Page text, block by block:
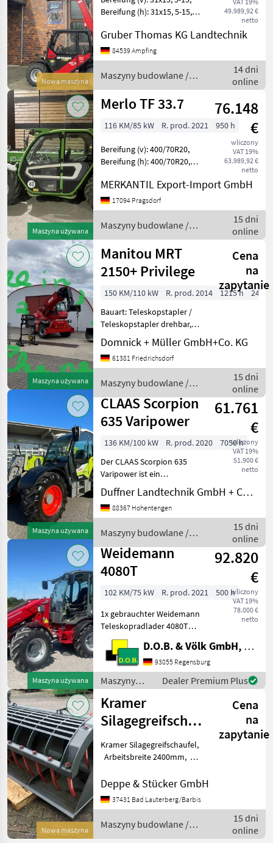
Nowa maszyna
49.989,92 €
netto
Bereifung (h): 31x15, 5-15,
Leergewicht: 3350 kg,
Gesamtgewicht: 3350 kg,
Arbeitsscheinwerfer 2x
hinten, Ar
Gruber Thomas KG Landtechnik
84539 Ampfing
Maszyny budowlane /
Thaler
14 dni
online
Maszyna używana
Merlo TF 33.7
76.148
€
wliczony
VAT 19%
63.989,92 €
netto
116 KM/85 kW R. prod. 2021 950 h
Bereifung (v): 400/70R20,
Bereifung (h): 400/70R20,
Tragkraft: 3300 kg,
Hubhöhe: 700 cm,
Druckluftanlage (1-Kreis),
Arbeitsscheinwerf
MERKANTIL Export-Import GmbH
17094 Pragsdorf
Maszyny budowlane /
Merlo
15 dni
online
Maszyna używana
Manitou MRT
2150+ Privilege
Cena
na
zapytanie
150 KM/110 kW R. prod. 2014 1215 h
2425
Bauart: Teleskopstapler /
Teleskopstapler drehbar,
Tragkraft: 5000kg, Hubhöhe:
20600mm, Bauhöhe:
3050mm, Gabellänge:
Luft Einfach 80 - 100%
Domnick + Müller GmbH+Co. KG
61381 Friedrichsdorf
Maszyny budowlane /
Manitou
15 dni
online
Maszyna używana
CLAAS Scorpion
635 Varipower
61.761
€
wliczony
VAT 19%
51.900 €
netto
136 KM/100 kW R. prod. 2020
7050 h
Der CLAAS Scorpion 635
Varipower ist ein
leistungsstarker
Teleskoplader aus dem
Jahr 2020, der mit 7050
seine Zuverlässigkeit unter
Beweis ge
Duffner Landtechnik GmbH + Co KG
88367 Hohentengen
Maszyny budowlane /
Claas
15 dni
online
Maszyna używana
Weidemann
4080T
92.820
€
wliczony
VAT 19%
78.000 €
netto
102 KM/75 kW R. prod. 2021
500 h
1x gebrauchter Weidemann
Teleskopradlader 4080T
Tüv-Einzelabnahme:
Einzelbetriebserlaubnis <
25 km/h hydr. Anbausatz:
Rücklaufleitung drucklos
hinten Hydraulik
D.O.B. & Völk GmbH, Filiale Regensburg
93055 Regensburg
Maszyny
budowlane /
Weidemann
Dealer Premium Plus
Nowa maszyna
Kramer
Silagegreifschaufel
2400mm
Cena
na
zapytanie
Kramer Silagegreifschaufel,
Arbeitsbreite 2400mm,
Eigengewicht, Oberzange
mit geschmiedeten Zinken,
Aussteifung innen,
Deppe & Stücker GmbH
37431 Bad Lauterberg/Barbis
Maszyny budowlane /
Kramer
15 dni
online